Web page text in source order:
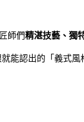
師們精湛技藝、獨
能認出的「義式風